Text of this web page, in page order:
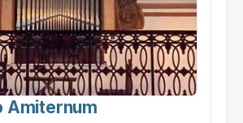
Amiternum